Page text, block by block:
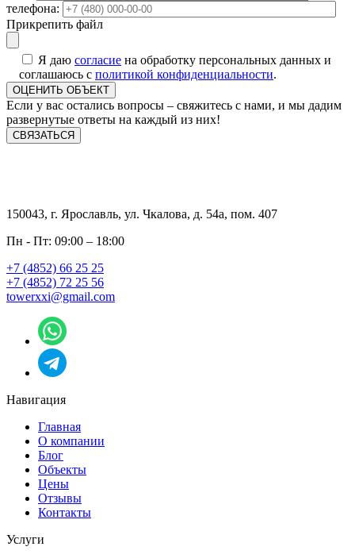
телефона:
Прикрепить файл
Я даю согласие на обработку персональных данных и
соглашаюсь с политикой конфиденциальности.
Если у вас остались вопросы – свяжитесь с нами, и мы дадим
развернутые ответы на каждый из них!
СВЯЗАТЬСЯ
150043, г. Ярославль, ул. Чкалова, д. 54а, пом. 407
Пн - Пт: 09:00 – 18:00
+7 (4852) 66 25 25
+7 (4852) 72 25 56
towerxxi@gmail.com
Навигация
Главная
О компании
Блог
Объекты
Цены
Отзывы
Контакты
Услуги